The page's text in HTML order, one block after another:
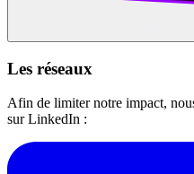
Les réseaux
Afin de limiter notre impact,
sur LinkedIn :